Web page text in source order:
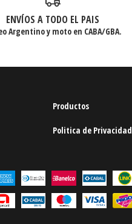
ENVÍOS A TODO EL PAIS
Argentino y moto en CABA/GBA.
Productos
Politica de Privacidad